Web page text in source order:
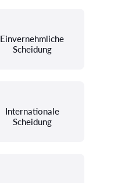
Einvernehmliche
Scheidung
Internationale
Scheidung